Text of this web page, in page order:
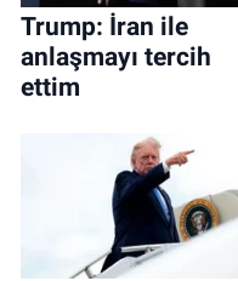
Trump: İran ile
anlaşmayı tercih
ettim